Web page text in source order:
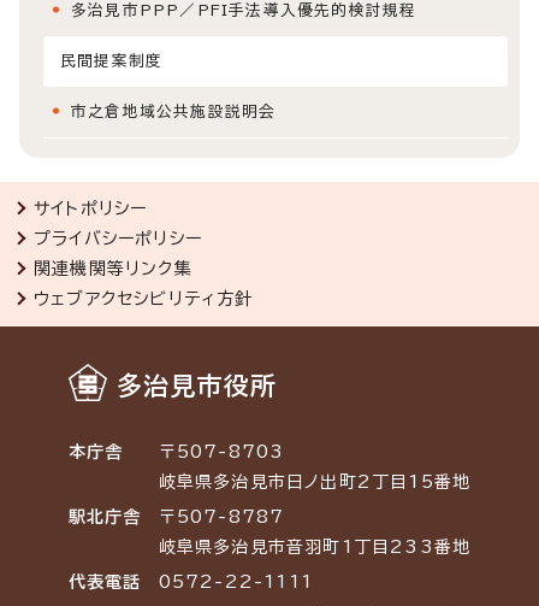
多治見市PPP／PFI手法導入優先的検討規程
民間提案制度
市之倉地域公共施設説明会
サイトポリシー
プライバシーポリシー
関連機関等リンク集
ウェブアクセシビリティ方針
多治見市役所
本庁舎
〒507-8703
岐阜県多治見市日ノ出町2丁目15番地
駅北庁舎
〒507-8787
岐阜県多治見市音羽町1丁目233番地
代表電話 0572-22-1111